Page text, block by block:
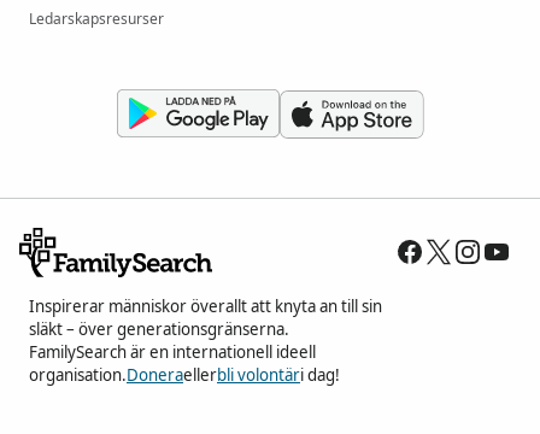
Ledarskapsresurser
Inspirerar människor överallt att knyta an till sin
släkt – över generationsgränserna.
FamilySearch är en internationell ideell
organisation.Doneraellerbli volontäri dag!